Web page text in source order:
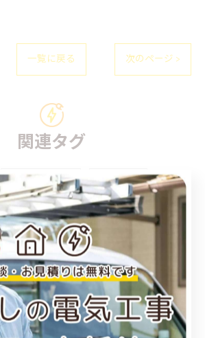
一覧に戻る 次のページ >
関連タグ
#エアコン工事 #おすすめ
カテゴリー Categories
全てのカテゴリー
福山市のエアコン工事